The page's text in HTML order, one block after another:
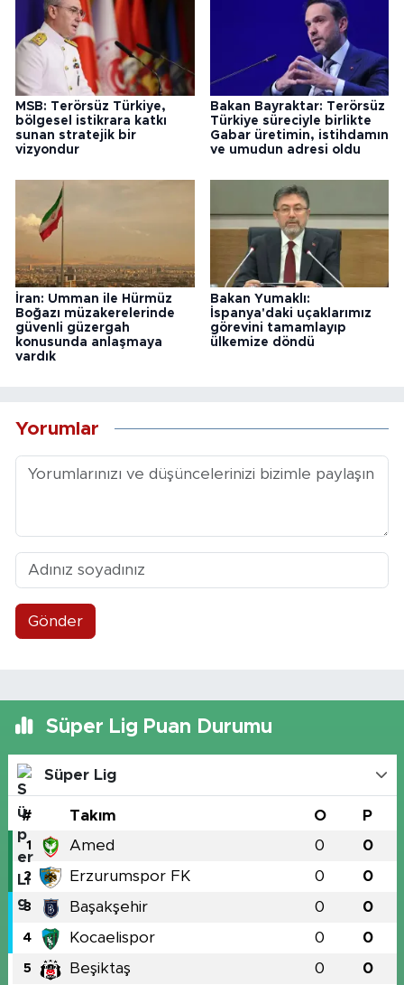
MSB: Terörsüz Türkiye,
bölgesel istikrara katkı
sunan stratejik bir
vizyondur
Bakan Bayraktar: Terörsüz
Türkiye süreciyle birlikte
Gabar üretimin, istihdamın
ve umudun adresi oldu
İran: Umman ile Hürmüz
Boğazı müzakerelerinde
güvenli güzergah
konusunda anlaşmaya
vardık
Bakan Yumaklı:
İspanya'daki uçaklarımız
görevini tamamlayıp
ülkemize döndü
Yorumlar
Gönder
Süper Lig Puan Durumu
Süper Lig
# Takım O P
1 Amed 0 0
2 Erzurumspor FK 0 0
3 Başakşehir 0 0
4 Kocaelispor 0 0
5 Beşiktaş 0 0